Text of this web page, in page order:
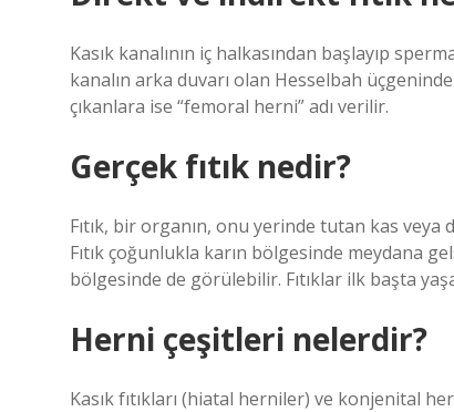
Kasık kanalının iç halkasından başlayıp
kanalın arka duvarı olan Hesselbah
çıkanlara ise “femoral herni” adı verilir.
Gerçek fıtık nedir?
Fıtık, bir organın, onu yerinde tutan kas
Fıtık çoğunlukla karın bölgesinde meydana
bölgesinde de görülebilir. Fıtıklar ilk başta
Herni çeşitleri nelerdir?
Kasık fıtıkları (hiatal herniler) ve konjenital